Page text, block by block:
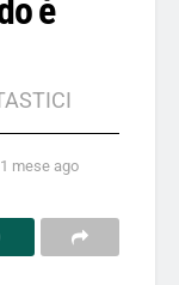
è
1 mese ago